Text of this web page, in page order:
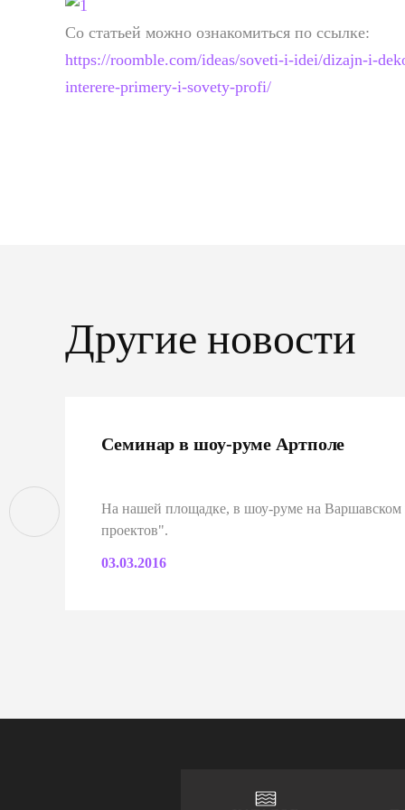
Со статьей можно ознакомиться по ссылке:
https://roomble.com/ideas/soveti-i-idei/dizajn-i-
interere-primery-i-sovety-profi/
Другие новости
Семинар в шоу-руме Артполе
На нашей площадке, в шоу-руме на
проектов".
03.03.2016